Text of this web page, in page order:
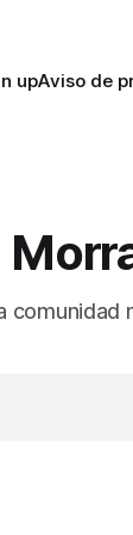
upAviso de
comunidad